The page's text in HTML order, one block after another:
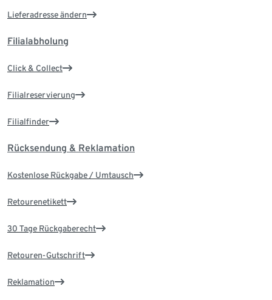
Lieferadresse ändern
Filialabholung
Click & Collect
Filialreservierung
Filialfinder
Rücksendung & Reklamation
Kostenlose Rückgabe / Umtausch
Retourenetikett
30 Tage Rückgaberecht
Retouren-Gutschrift
Reklamation